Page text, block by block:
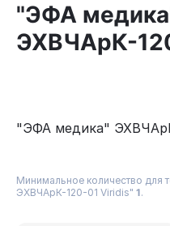
"ЭФА
ЭХВЧАрК-
"ЭФА медика"
Минимальное количество для
ЭХВЧАрК-120-01 Viridis" 1.